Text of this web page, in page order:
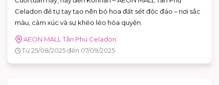
Celadon để tự tay tạo nên bó hoa đất sét độc đáo – nơi sắc
màu, cảm xúc và sự khéo léo hòa quyện.
AEON MALL Tân Phú Celadon
Từ 25/08/2025 đến 07/09/2025